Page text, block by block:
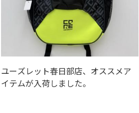
ユーズレット春日部店、オススメア
イテムが入荷しました。